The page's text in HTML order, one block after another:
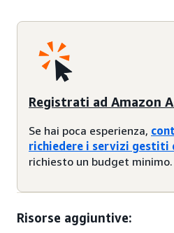
Registrati ad Amazon
Se hai poca esperienza,
richiedere i servizi gestiti
richiesto un budget minimo.
Risorse aggiuntive: